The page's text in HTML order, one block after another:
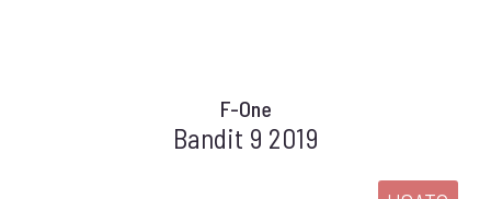
F-One
Bandit 9 2019